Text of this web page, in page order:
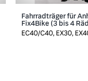
Fahrradträger für
Fix4Bike (3 bis 4
EC40/C40, EX30,